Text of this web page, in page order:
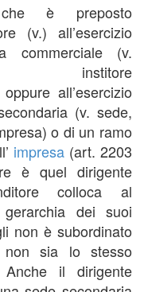
è preposto
(v.) all’esercizio
commerciale (v.
institore
all’esercizio
(v. sede,
o di un ramo
impresa (art. 2203
è quel dirigente
colloca al
dei suoi
non è subordinato
sia lo stesso
il dirigente